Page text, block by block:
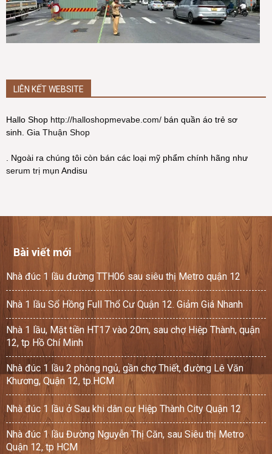
LIÊN KẾT WEBSITE
Hallo Shop http://halloshopmevabe.com/ bán quần áo trẻ sơ
sinh. Gia Thuận Shop
. Ngoài ra chúng tôi còn bán các loại mỹ phẩm chính hãng như
serum trị mụn Andisu
Bài viết mới
Nhà đúc 1 lầu đường TTH06 sau siêu thị Metro quận 12
Nhà 1 lầu Sổ Hồng Full Thổ Cư Quận 12. Giảm Giá Nhanh
Nhà 1 lầu, Mặt tiền HT17 vào 20m, sau chợ Hiệp Thành, quận
12, tp Hồ Chí Minh
Nhà đúc 1 lầu 2 phòng ngủ, gần chợ Thiết, đường Lê Văn
Khương, Quận 12, tp.HCM
Nhà đúc 1 lầu ở Sau khi dân cư Hiệp Thành City Quận 12
Nhà đúc 1 lầu Đường Nguyễn Thị Căn, sau Siêu thị Metro
Quận 12, tp HCM